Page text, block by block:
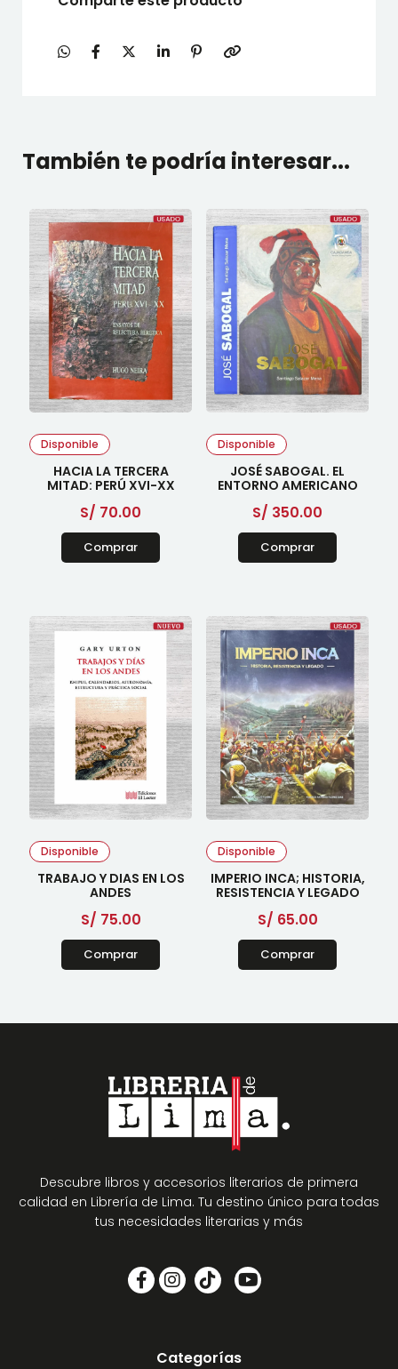
También te podría interesar...
Disponible
HACIA LA TERCERA
MITAD: PERÚ XVI-XX
S/ 70.00
Comprar
Disponible
JOSÉ SABOGAL. EL
ENTORNO AMERICANO
S/ 350.00
Comprar
Disponible
TRABAJO Y DIAS EN LOS
ANDES
S/ 75.00
Comprar
Disponible
IMPERIO INCA; HISTORIA,
RESISTENCIA Y LEGADO
S/ 65.00
Comprar
Descubre libros y accesorios literarios de primera
calidad en Librería de Lima. Tu destino único para todas
tus necesidades literarias y más
Categorías